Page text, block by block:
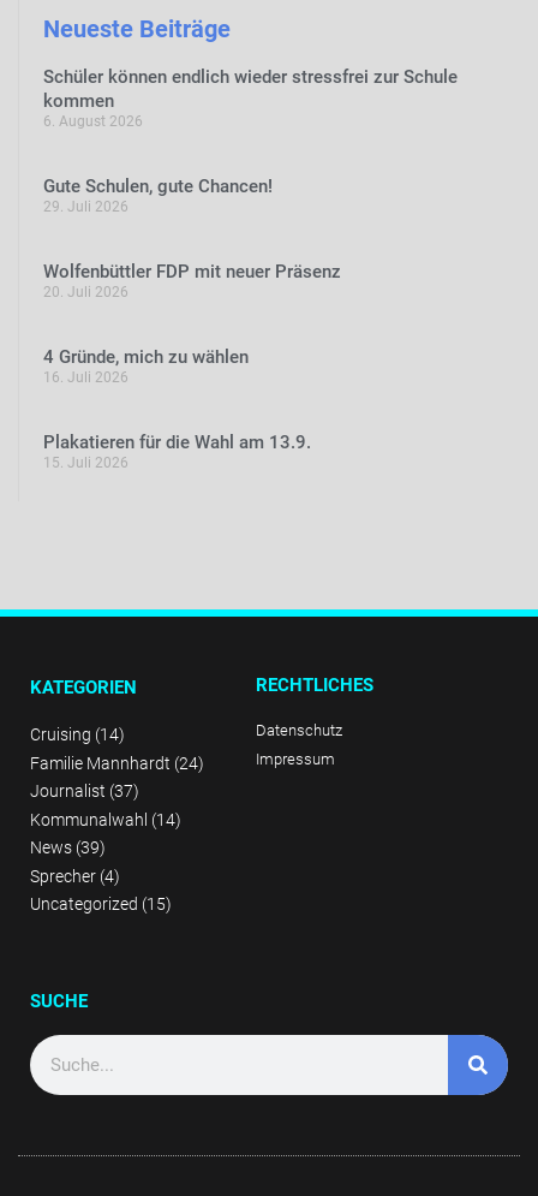
Neueste Beiträge
Schüler können endlich wieder stressfrei zur Schule
kommen
6. August 2026
Gute Schulen, gute Chancen!
29. Juli 2026
Wolfenbüttler FDP mit neuer Präsenz
20. Juli 2026
4 Gründe, mich zu wählen
16. Juli 2026
Plakatieren für die Wahl am 13.9.
15. Juli 2026
KATEGORIEN
Cruising (14)
Familie Mannhardt (24)
Journalist (37)
Kommunalwahl (14)
News (39)
Sprecher (4)
Uncategorized (15)
RECHTLICHES
Datenschutz
Impressum
SUCHE